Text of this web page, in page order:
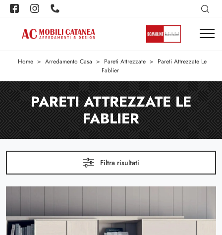
Home > Arredamento Casa > Pareti Attrezzate > Pareti Attrezzate Le
Fablier
PARETI ATTREZZATE LE
FABLIER
Filtra risultati